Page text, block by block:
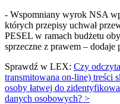
- Wspomniany wyrok NSA
których przepisy uchwał
PESEL w ramach budżetu
sprzeczne z prawem – dodaje
Sprawdź w LEX: Czy
transmitowana on-line) treści
osoby łatwej do
danych osobowych? >